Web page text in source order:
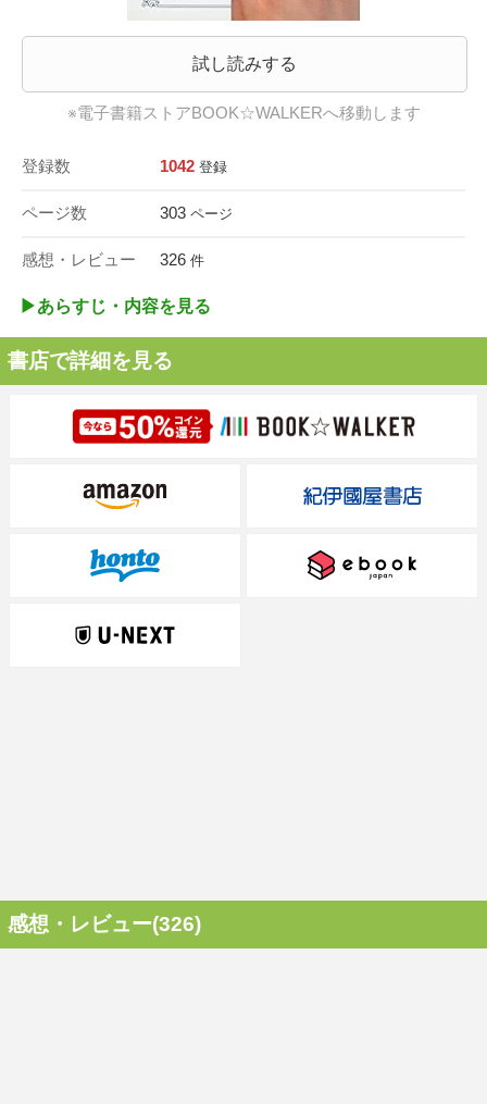
試し読みする
※電子書籍ストアBOOK☆WALKERへ移動します
登録数 1042 登録
ページ数 303 ページ
感想・レビュー 326 件
▶︎あらすじ・内容を見る
書店で詳細を見る
感想・レビュー(326)